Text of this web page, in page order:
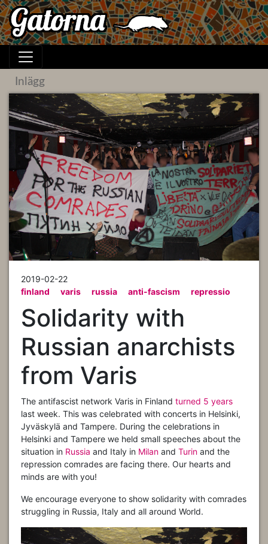
Inlägg
2019-02-22
finland
varis russia anti-fascism repressio
Solidarity with
Russian anarchists
from Varis
The antifascist network Varis in Finland turned 5 years
last week. This was celebrated with concerts in Helsinki,
Jyväskylä and Tampere. During the celebrations in
Helsinki and Tampere we held small speeches about the
situation in Russia and Italy in Milan and Turin and the
repression comrades are facing there. Our hearts and
minds are with you!
We encourage everyone to show solidarity with comrades
struggling in Russia, Italy and all around World.